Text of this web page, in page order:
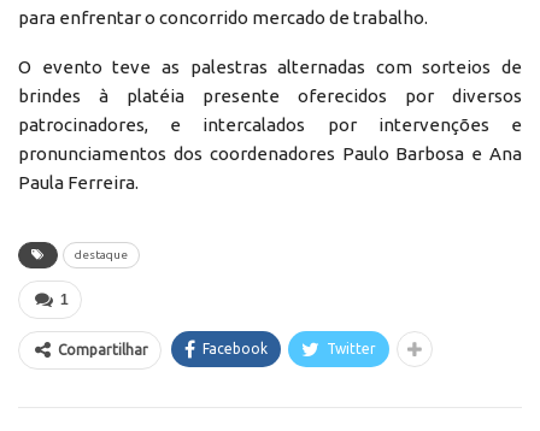
para enfrentar o concorrido mercado de trabalho.
O evento teve as palestras alternadas com sorteios de
brindes à platéia presente oferecidos por diversos
patrocinadores, e intercalados por intervenções e
pronunciamentos dos coordenadores Paulo Barbosa e Ana
Paula Ferreira.
destaque
1
Compartilhar Facebook Twitter